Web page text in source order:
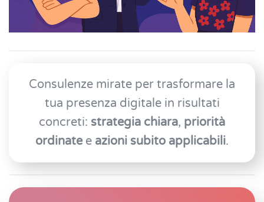
Consulenze mirate per trasformare la
tua presenza digitale in risultati
concreti: strategia chiara, priorità
ordinatee azioni subito applicabili.